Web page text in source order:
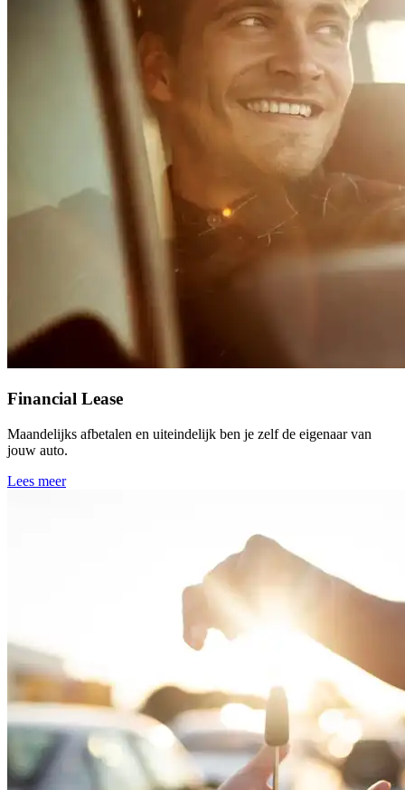
Financial Lease
Maandelijks afbetalen en uiteindelijk ben je zelf de eigenaar van
jouw auto.
Lees meer